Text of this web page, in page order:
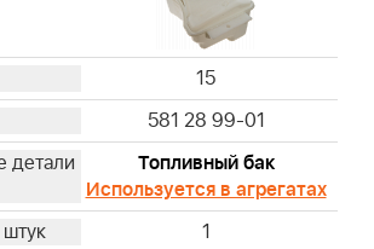
15
581 28 99-01
Топливный бак
Используется в агрегатах
1